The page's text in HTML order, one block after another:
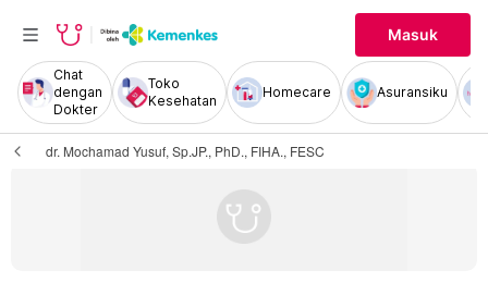
Masuk
Chat
dengan
Dokter
Toko
Kesehatan
Homecare Asuransiku
dr. Mochamad Yusuf, Sp.JP., PhD., FIHA., FESC